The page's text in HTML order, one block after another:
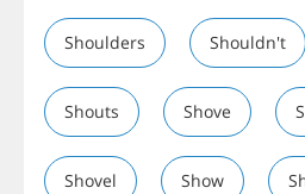
Shoulders Shouldn't
Shouts Shove
Shovel Show